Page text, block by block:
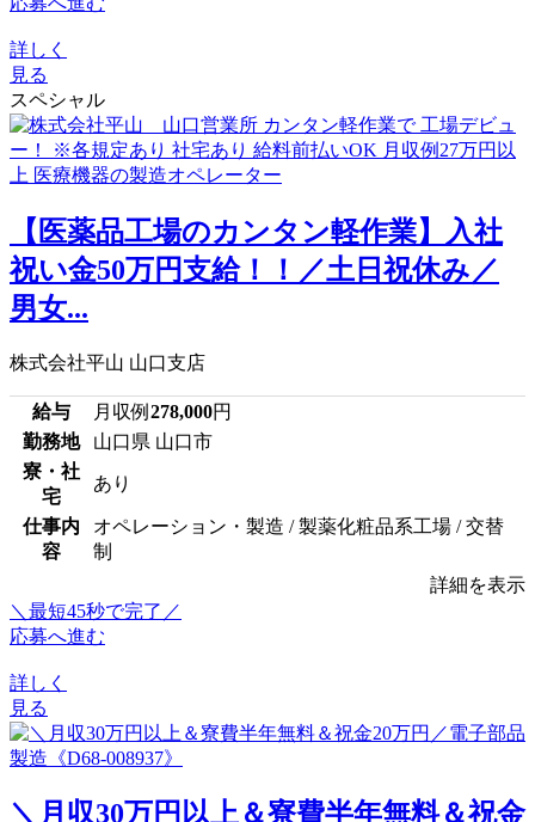
詳しく
見る
スペシャル
【医薬品工場のカンタン軽作業】入社
祝い金50万円支給！！／土日祝休み／
男女...
株式会社平山 山口支店
給与 月収例 278,000円
勤務地
山口県 山口市
寮・社
宅
あり
仕事内
容
オペレーション・製造 / 製薬化粧品系工場 / 交替
制
詳細を表示
＼最短45秒で完了／
応募へ進む
詳しく
見る
＼月収30万円以上＆寮費半年無料＆祝金